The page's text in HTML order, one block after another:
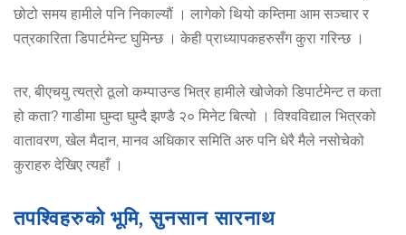
छोटो समय हामीले पनि निकाल्यौं । लागेको थियो कम्तिमा आम सञ्चार र
पत्रकारिता डिपार्टमेन्ट घुमिन्छ । केही प्राध्यापकहरुसँग कुरा गरिन्छ ।
तर, बीएचयु त्यत्रो ठूलो कम्पाउन्ड भित्र हामीले खोजेको डिपार्टमेन्ट त कता
हो कता? गाडीमा घुम्दा घुम्दै झण्डै २० मिनेट बित्यो । विश्वविद्याल भित्रको
वातावरण, खेल मैदान, मानव अधिकार समिति अरु पनि धेरै मैले नसोचेको
कुराहरु देखिए त्यहाँ ।
तपश्विहरुको भूमि, सुनसान सारनाथ